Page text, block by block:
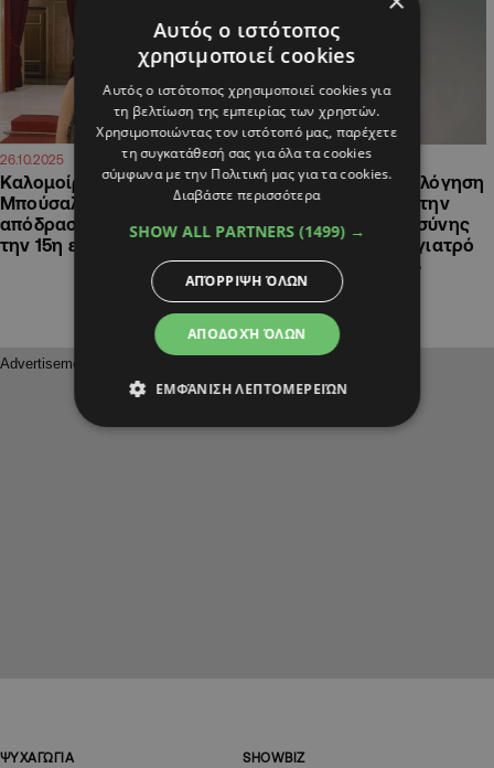
26.10.2025
Καλομοίρα & Γιώργος
Μπούσαλης: Ρομαντική
απόδραση στη Ρώμη για
την 15η επέτειο γάμου τους
09.10.2025 08:53
H συγκινητική εξομολόγηση
της Καλομοίρας για την
περίοδο της εγκυμοσύνης
της: «Πήγαινα στον γιατρό
και του έλεγα πως..»
ΨΥΧΑΓΩΓΙΑ SHOWBIZ
Αυτός ο ιστότοπος
χρησιμοποιεί cookies
Αυτός ο ιστότοπος χρησιμοποιεί cookies για
τη βελτίωση της εμπειρίας των χρηστών.
Χρησιμοποιώντας τον ιστότοπό μας, παρέχετε
τη συγκατάθεσή σας για όλα τα cookies
σύμφωνα με την Πολιτική μας για τα cookies.
Διαβάστε περισσότερα
SHOW ALL PARTNERS (1499) →
ΑΠΟΔΟΧΉ ΌΛΩΝ
ΑΠΌΡΡΙΨΗ ΌΛΩΝ
ΕΜΦΆΝΙΣΗ ΛΕΠΤΟΜΕΡΕΙΏΝ